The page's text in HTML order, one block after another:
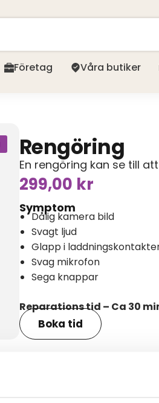
Företag Våra butiker
Rengöring
En rengöring kan se till
299,00 kr
Symptom
Dålig kamera bild
Svagt ljud
Glapp i
Svag mikrofon
Sega knappar
Reparations tid – Ca 30
Boka tid